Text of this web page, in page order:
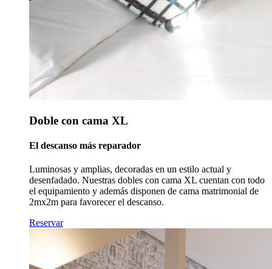
Doble con cama XL
El descanso más reparador
Luminosas y amplias, decoradas en un estilo actual y
desenfadado. Nuestras dobles con cama XL cuentan con todo
el equipamiento y además disponen de cama matrimonial de
2mx2m para favorecer el descanso.
Reservar